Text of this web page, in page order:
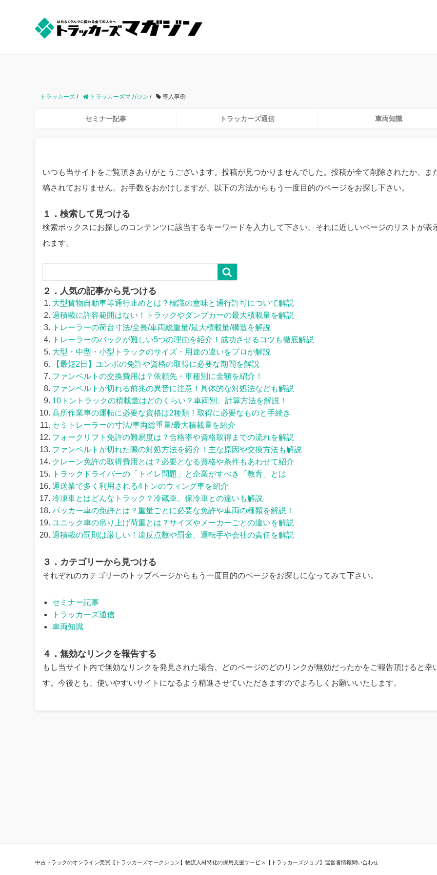
トラッカーズ / トラッカーズマガジン / 導入事例
セミナー記事 トラッカーズ通信 車両知識
いつも当サイトをご覧頂きありがとうございます。投稿が見つかりませんでした。投稿が全て削除されたか、ま
稿されておりません。お手数をおかけしますが、以下の方法からもう一度目的のページをお探し下さい。
１．検索して見つける
検索ボックスにお探しのコンテンツに該当するキーワードを入力して下さい。それに近しいページのリストが表
れます。

２．人気の記事から見つける
大型貨物自動車等通行止めとは？標識の意味と通行許可について解説
過積載に許容範囲はない！トラックやダンプカーの最大積載量を解説
トレーラーの荷台寸法/全長/車両総重量/最大積載量/構造を解説
トレーラーのバックが難しい5つの理由を紹介！成功させるコツも徹底解説
大型・中型・小型トラックのサイズ・用途の違いをプロが解説
【最短2日】ユンボの免許や資格の取得に必要な期間を解説
ファンベルトの交換費用は？依頼先・車種別に金額を紹介！
ファンベルトが切れる前兆の異音に注意！具体的な対処法なども解説
10トントラックの積載量はどのくらい？車両別、計算方法を解説！
高所作業車の運転に必要な資格は2種類！取得に必要なものと手続き
セミトレーラーの寸法/車両総重量/最大積載量を紹介
フォークリフト免許の難易度は？合格率や資格取得までの流れを解説
ファンベルトが切れた際の対処方法を紹介！主な原因や交換方法も解説
クレーン免許の取得費用とは？必要となる資格や条件もあわせて紹介
トラックドライバーの「トイレ問題」と企業がすべき「教育」とは
運送業で多く利用される4トンのウィング車を紹介
冷凍車とはどんなトラック？冷蔵車、保冷車との違いも解説
パッカー車の免許とは？重量ごとに必要な免許や車両の種類を解説！
ユニック車の吊り上げ荷重とは？サイズやメーカーごとの違いを解説
過積載の罰則は厳しい！違反点数や罰金、運転手や会社の責任を解説
３．カテゴリーから見つける
それぞれのカテゴリーのトップページからもう一度目的のページをお探しになってみて下さい。
セミナー記事
トラッカーズ通信
車両知識
４．無効なリンクを報告する
もし当サイト内で無効なリンクを発見された場合、どのページのどのリンクが無効だったかをご報告頂けると幸
す。今後とも、使いやすいサイトになるよう精進させていただきますのでよろしくお願いいたします。
中古トラックのオンライン売買【トラッカーズオークション】 物流人材特化の採用支援サービス【トラッカーズジョブ】 運営者情報問い合わせ